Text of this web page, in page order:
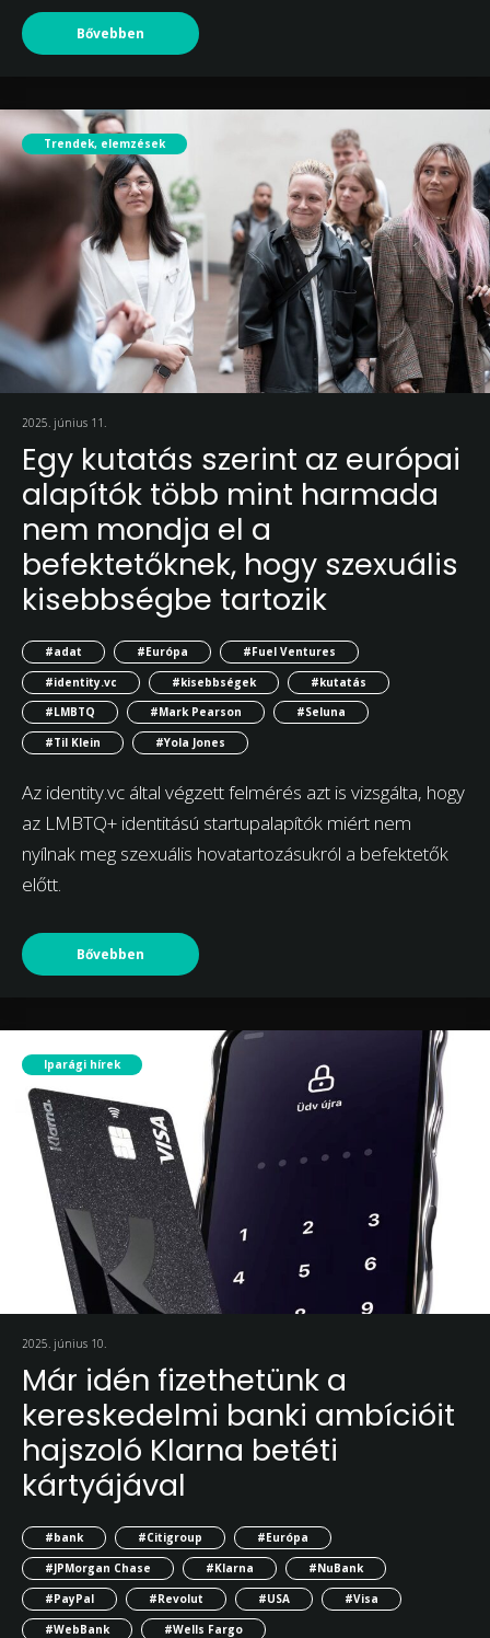
Bővebben
Trendek, elemzések
2025. június 11.
Egy kutatás szerint az európai
alapítók több mint harmada
nem mondja el a
befektetőknek, hogy szexuális
kisebbségbe tartozik
#adat #Európa
#Fuel Ventures
#identity.vc
#kisebbségek
#kutatás
#LMBTQ
#Mark Pearson
#Seluna
#Til Klein
#Yola Jones
Az identity.vc által végzett felmérés azt is vizsgálta, hogy
az LMBTQ+ identitású startupalapítók miért nem
nyílnak meg szexuális hovatartozásukról a befektetők
előtt.
Bővebben
Iparági hírek
2025. június 10.
Már idén fizethetünk a
kereskedelmi banki ambícióit
hajszoló Klarna betéti
kártyájával
#bank #Citigroup
#Európa
#JPMorgan Chase
#Klarna
#NuBank
#PayPal
#Revolut #USA
#Visa
#WebBank
#Wells Fargo